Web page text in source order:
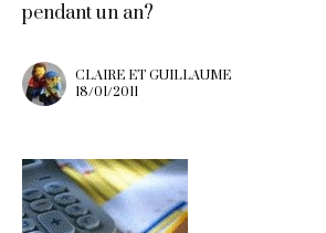
pendant un an?
CLAIRE ET GUILLAUME
18/01/2011